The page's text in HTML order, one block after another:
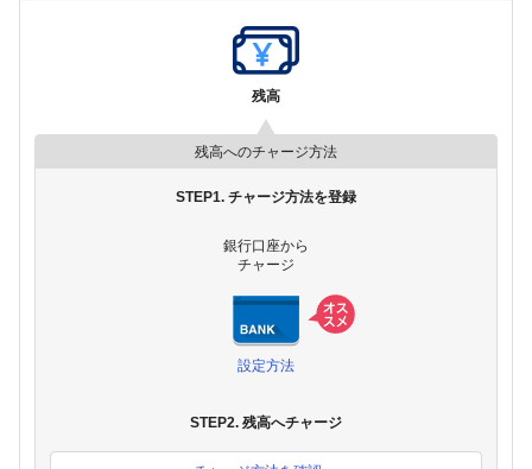
残高
残高へのチャージ方法
STEP1. チャージ方法を登録
銀行口座から
チャージ
設定方法
STEP2. 残高へチャージ